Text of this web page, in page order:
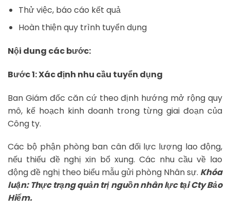
Thử việc, báo cáo kết quả
Hoàn thiện quy trình tuyển dụng
Nội dung các bước:
Bước 1: Xác định nhu cầu tuyển dụng
Ban Giám đốc căn cứ theo định hướng mở rộng quy
mô, kế hoạch kinh doanh trong từng giai đoạn của
Công ty.
Các bộ phận phòng ban cân đối lực lượng lao động,
nếu thiếu đề nghị xin bổ xung. Các nhu cầu về lao
động đề nghị theo biểu mẫu gửi phòng Nhân sự. Khóa
luận: Thực trạng quản trị nguồn nhân lực tại Cty Bảo
Hiểm.